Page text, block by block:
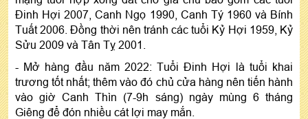
Đinh Hợi 2007, Canh Ngọ 1990, Canh Tý 1960 và Bính
Tuất 2006. Đồng thời nên tránh các tuổi Kỷ Hợi 1959, Kỷ
Sửu 2009 và Tân Tỵ 2001.
- Mở hàng đầu năm 2022: Tuổi Đinh Hợi là tuổi khai
trương tốt nhất; thêm vào đó chủ cửa hàng nên tiến hành
vào giờ Canh Thìn (7-9h sáng) ngày mùng 6 tháng
Giêng để đón nhiều cát lợi may mắn.